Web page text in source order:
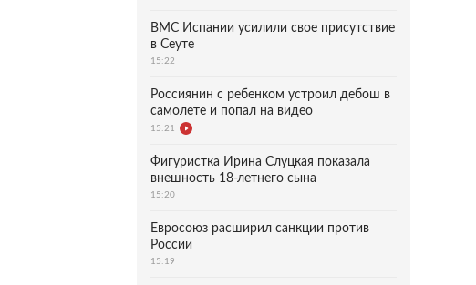
ВМС Испании усилили свое присутствие
в Сеуте
15:22
Россиянин с ребенком устроил дебош в
самолете и попал на видео
15:21
Фигуристка Ирина Слуцкая показала
внешность 18-летнего сына
15:20
Евросоюз расширил санкции против
России
15:19